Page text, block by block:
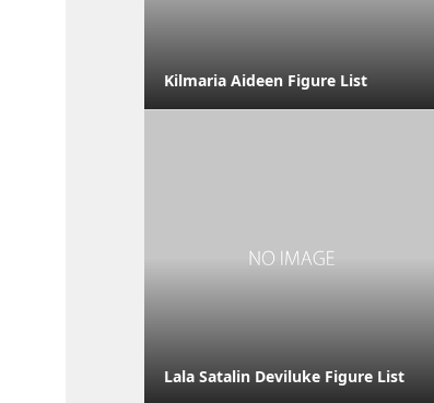
Kilmaria Aideen Figure List
Lala Satalin Deviluke Figure List